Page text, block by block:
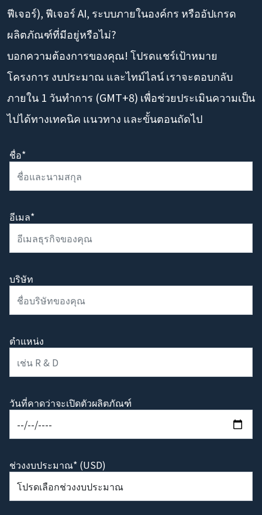
ฟีเจอร์), ฟีเจอร์ AI, ระบบภายในองค์กร หรืออัปเกรด
ผลิตภัณฑ์ที่มีอยู่หรือไม่?
บอกความต้องการของคุณ! โปรดแชร์เป้าหมาย
โครงการ งบประมาณ และไทม์ไลน์ เราจะตอบกลับ
ภายใน 1 วันทำการ (GMT+8) เพื่อช่วยประเมินความเป็น
ไปได้ทางเทคนิค แนวทาง และขั้นตอนถัดไป
ชื่อ*
อีเมล*
บริษัท
ตำแหน่ง
วันที่คาดว่าจะเปิดตัวผลิตภัณฑ์
ช่วงงบประมาณ* (USD)